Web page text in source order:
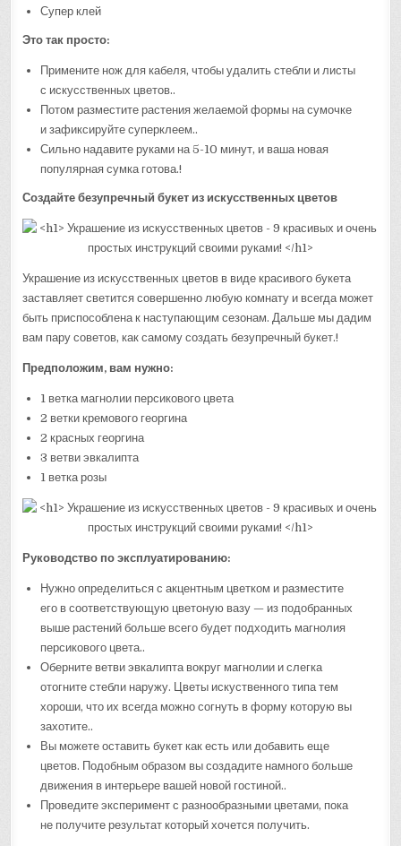
Супер клей
Это так просто:
Примените нож для кабеля, чтобы удалить стебли и листы
с искусственных цветов..
Потом разместите растения желаемой формы на сумочке
и зафиксируйте суперклеем..
Сильно надавите руками на 5-10 минут, и ваша новая
популярная сумка готова.!
Создайте безупречный букет из искусственных цветов
Украшение из искусственных цветов в виде красивого букета
заставляет светится совершенно любую комнату и всегда может
быть приспособлена к наступающим сезонам. Дальше мы дадим
вам пару советов, как самому создать безупречный букет.!
Предположим, вам нужно:
1 ветка магнолии персикового цвета
2 ветки кремового георгина
2 красных георгина
3 ветви эвкалипта
1 ветка розы
Руководство по эксплуатированию:
Нужно определиться с акцентным цветком и разместите
его в соответствующую цветоную вазу — из подобранных
выше растений больше всего будет подходить магнолия
персикового цвета..
Оберните ветви эвкалипта вокруг магнолии и слегка
отогните стебли наружу. Цветы искуственного типа тем
хороши, что их всегда можно согнуть в форму которую вы
захотите..
Вы можете оставить букет как есть или добавить еще
цветов. Подобным образом вы создадите намного больше
движения в интерьере вашей новой гостиной..
Проведите эксперимент с разнообразными цветами, пока
не получите результат который хочется получить.